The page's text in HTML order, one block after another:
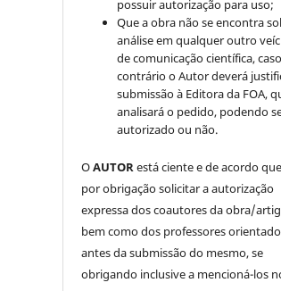
possuir autorização para uso;
Que a obra não se encontra
análise em qualquer outro
de comunicação científica, caso
contrário o Autor deverá
submissão à Editora da FOA,
analisará o pedido, podendo
autorizado ou não.
OAUTORestá ciente e de acordo
por obrigação solicitar a autorização
expressa dos coautores da obra/
bem como dos professores
antes da submissão do mesmo, se
obrigando inclusive a mencioná-los